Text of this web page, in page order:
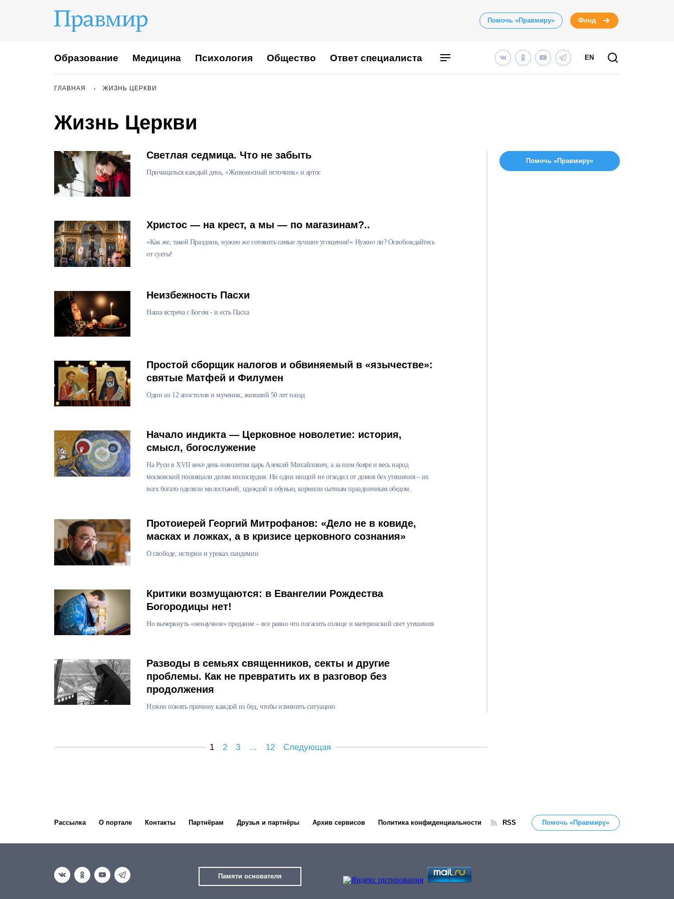
Помочь «Правмиру» Фонд
Образование Медицина Психология Общество Ответ специалиста EN
ГЛАВНАЯ ЖИЗНЬ ЦЕРКВИ
Жизнь Церкви
Светлая седмица. Что не забыть
Причащаться каждый день, «Живоносный источник» и артос
Христос — на крест, а мы — по магазинам?..
«Как же, такой Праздник, нужно же готовить самые лучшие угощения!» Нужно ли? Освобождайтесь
от суеты!
Неизбежность Пасхи
Наша встреча с Богом - и есть Пасха
Простой сборщик налогов и обвиняемый в «язычестве»:
святые Матфей и Филумен
Один из 12 апостолов и мученик, живший 50 лет назад
Начало индикта — Церковное новолетие: история,
смысл, богослужение
На Руси в XVII веке день новолетия царь Алексей Михайлович, а за ним бояре и весь народ
московский посвящали делам милосердия. Ни один нищий не отходил от домов без утешения – их
всех богато оделяли милостыней, одеждой и обувью, кормили сытным праздничным обедом.
Протоиерей Георгий Митрофанов: «Дело не в ковиде,
масках и ложках, а в кризисе церковного сознания»
О свободе, истории и уроках пандемии
Критики возмущаются: в Евангелии Рождества
Богородицы нет!
Но вычеркнуть «ненаучное» предание – все равно что погасить солнце и материнский свет утешения
Разводы в семьях священников, секты и другие
проблемы. Как не превратить их в разговор без
продолжения
Нужно понять причину каждой из бед, чтобы изменить ситуацию
1 2 3 … 12 Следующая
Помочь «Правмиру»
Рассылка О портале Контакты Партнёрам Друзья и партнёры Архив сервисов Политика конфиденциальности RSS Помочь «Правмиру»
Памяти основателя